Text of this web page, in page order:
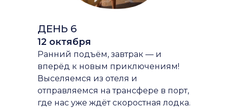
ДЕНЬ 6
12 октября
Ранний подъём, завтрак — и
вперёд к новым приключениям!
Выселяемся из отеля и
отправляемся на трансфере в порт,
где нас уже ждёт скоростная лодка.